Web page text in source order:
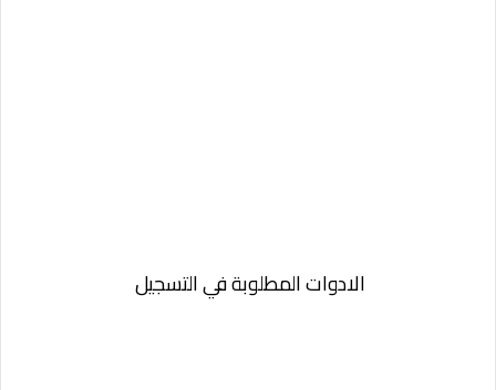
الادوات المطلوبة في التسجيل